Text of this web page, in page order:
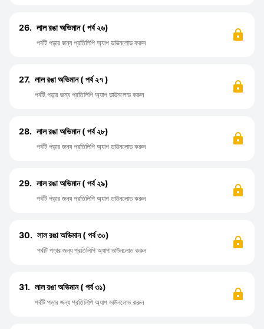
26. লাল রঙা অভিমান ( পর্ব ২৬)
পর্বটি পড়ার জন্য প্রতিলিপি অ্যাপ ডাউনলোড করুন
27. লাল রঙা অভিমান ( পর্ব ২৭ )
পর্বটি পড়ার জন্য প্রতিলিপি অ্যাপ ডাউনলোড করুন
28. লাল রঙা অভিমান ( পর্ব ২৮)
পর্বটি পড়ার জন্য প্রতিলিপি অ্যাপ ডাউনলোড করুন
29. লাল রঙা অভিমান ( পর্ব ২৯)
পর্বটি পড়ার জন্য প্রতিলিপি অ্যাপ ডাউনলোড করুন
30. লাল রঙা অভিমান ( পর্ব ৩০)
পর্বটি পড়ার জন্য প্রতিলিপি অ্যাপ ডাউনলোড করুন
31. লাল রঙা অভিমান ( পর্ব ৩১)
পর্বটি পড়ার জন্য প্রতিলিপি অ্যাপ ডাউনলোড করুন